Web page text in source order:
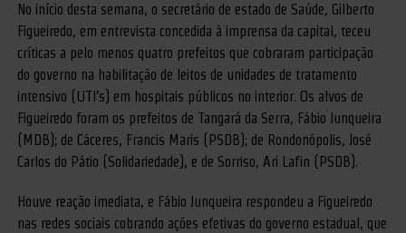
No início desta semana, o secretário de estado de Saúde, Gilberto
Figueiredo, em entrevista concedida à imprensa da capital, teceu
críticas a pelo menos quatro prefeitos que cobraram participação
do governo na habilitação de leitos de unidades de tratamento
intensivo (UTI’s) em hospitais públicos no interior. Os alvos de
Figueiredo foram os prefeitos de Tangará da Serra, Fábio Junqueira
(MDB); de Cáceres, Francis Maris (PSDB); de Rondonópolis, José
Carlos do Pátio (Solidariedade), e de Sorriso, Ari Lafin (PSDB).
Houve reação imediata, e Fábio Junqueira respondeu a Figueiredo
nas redes sociais cobrando ações efetivas do governo estadual, que